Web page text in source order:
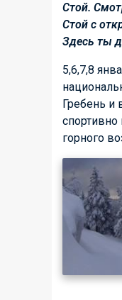
Стой.
Стой с
Здесь ты
5,6,7,8
Гребень и
горного